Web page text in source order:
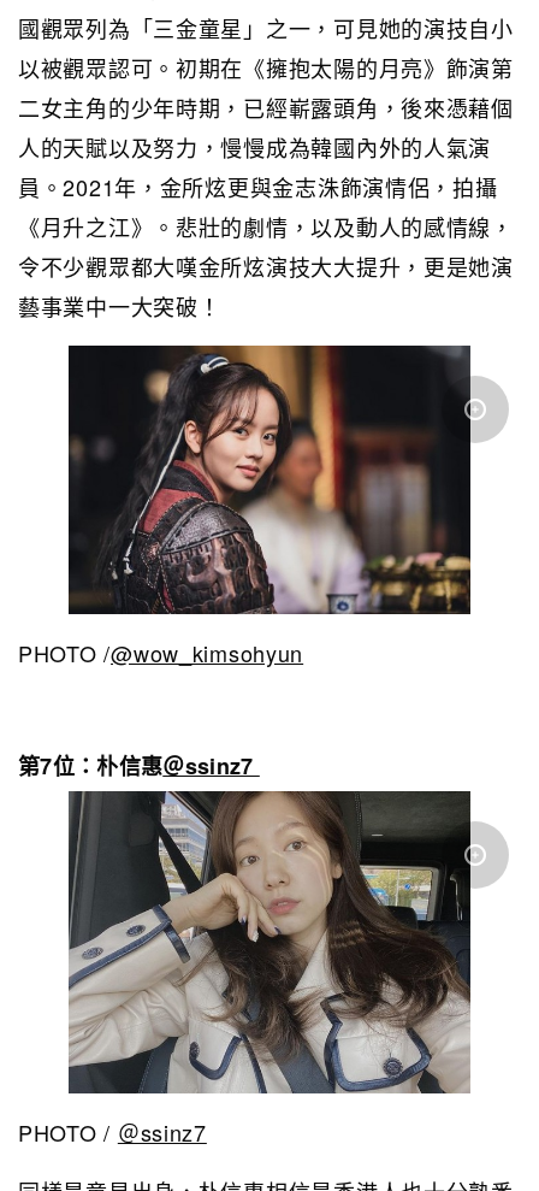
國觀眾列為「三金童星」之一，可見她的演技自小
以被觀眾認可。初期在《擁抱太陽的月亮》飾演第
二女主角的少年時期，已經嶄露頭角，後來憑藉個
人的天賦以及努力，慢慢成為韓國內外的人氣演
員。2021年，金所炫更與金志洙飾演情侶，拍攝
《月升之江》。悲壯的劇情，以及動人的感情線，
令不少觀眾都大嘆金所炫演技大大提升，更是她演
藝事業中一大突破！
PHOTO /@wow_kimsohyun
第7位：朴信惠＠ssinz7
PHOTO / ＠ssinz7